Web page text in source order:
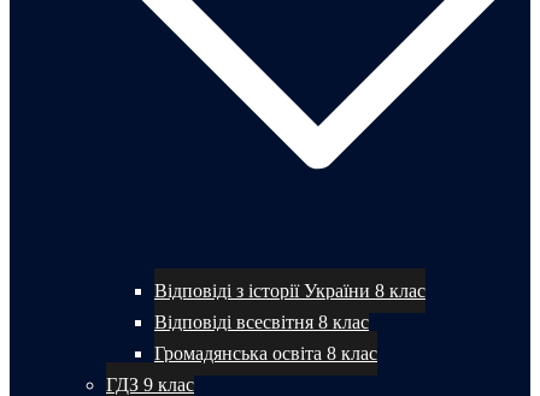
Відповіді з історії України 8 клас
Відповіді всесвітня 8 клас
Громадянська освіта 8 клас
ГДЗ 9 клас